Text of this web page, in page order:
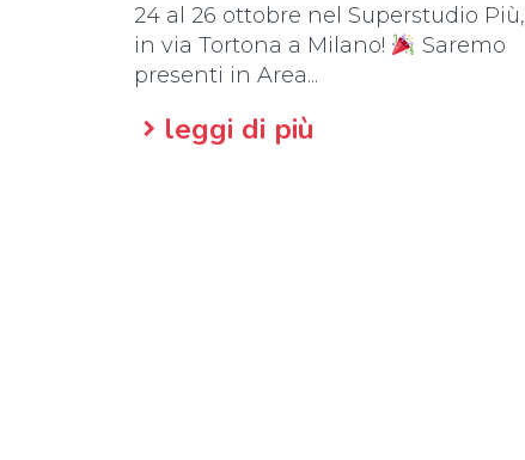
24 al 26 ottobre nel Superstudio Più,
in via Tortona a Milano!
Saremo
presenti in Area...
leggi di più